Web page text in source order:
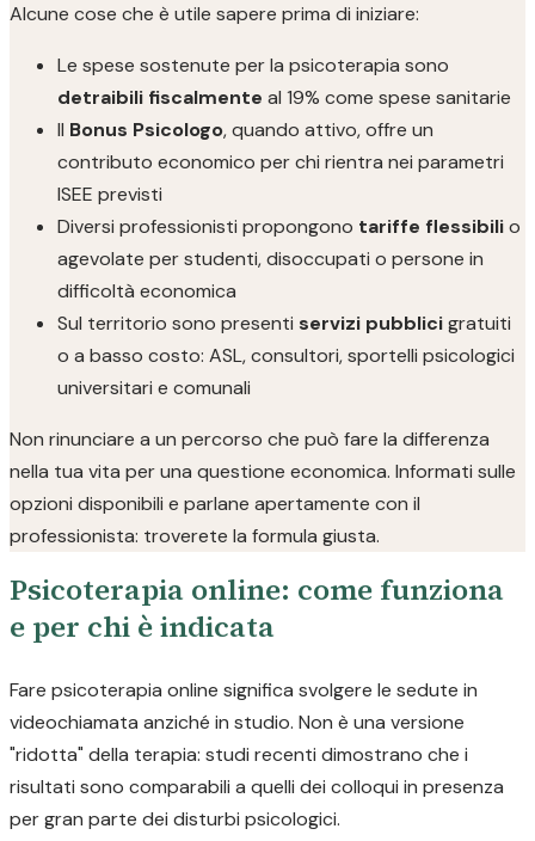
Alcune cose che è utile sapere prima di iniziare:
Le spese sostenute per la psicoterapia sono
detraibili fiscalmente al 19% come spese sanitarie
Il Bonus Psicologo, quando attivo, offre un
contributo economico per chi rientra nei parametri
ISEE previsti
Diversi professionisti propongono tariffe flessibilio
agevolate per studenti, disoccupati o persone in
difficoltà economica
Sul territorio sono presenti servizi pubblicigratuiti
o a basso costo: ASL, consultori, sportelli psicologici
universitari e comunali
Non rinunciare a un percorso che può fare la differenza
nella tua vita per una questione economica. Informati sulle
opzioni disponibili e parlane apertamente con il
professionista: troverete la formula giusta.
Psicoterapia online: come funziona
e per chi è indicata
Fare psicoterapia online significa svolgere le sedute in
videochiamata anziché in studio. Non è una versione
"ridotta" della terapia: studi recenti dimostrano che i
risultati sono comparabili a quelli dei colloqui in presenza
per gran parte dei disturbi psicologici.